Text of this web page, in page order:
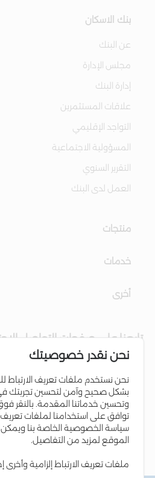
بنك الاسكان
عن البنك
مجلس الإدارة
إدارة البنك
علاقات المستثمرين
التواجد الإقليمي
المسؤولية الاجتماعية
التقرير السنوي
العمل لدى البنك
منتجات
خدمات
أخرى
تابعنا على صفحات التواصل
نحن نقدر خصوصيتك
نحن نستخدم ملفات تعريف
بشكل صحيح وآمن لتحسين تجربتك
وتحسين خدماتنا المقدمة. بالنقر
توافق على استخدامنا لملفات تعريف
سياسة الخصوصية الخاصة بنا ويمكن
الموقع لمزيد من التفاصيل.
ملفات تعريف الارتباط إلزامية وأخرى